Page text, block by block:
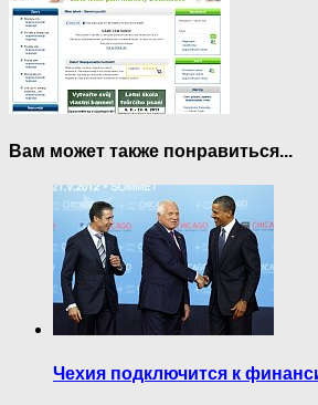
Вам может также понравиться...
Чехия подключится к